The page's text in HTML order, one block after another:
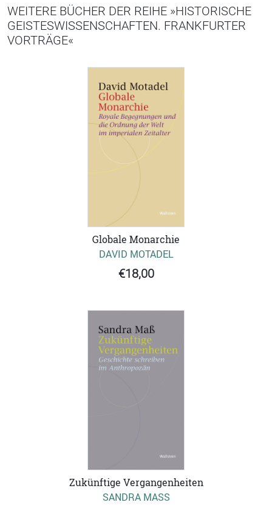
WEITERE BÜCHER DER REIHE »HISTORISCHE
GEISTESWISSENSCHAFTEN. FRANKFURTER
VORTRÄGE«
Globale Monarchie
DAVID MOTADEL
€18,00
Zukünftige Vergangenheiten
SANDRA MASS